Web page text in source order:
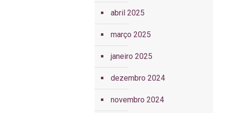
abril 2025
março 2025
janeiro 2025
dezembro 2024
novembro 2024